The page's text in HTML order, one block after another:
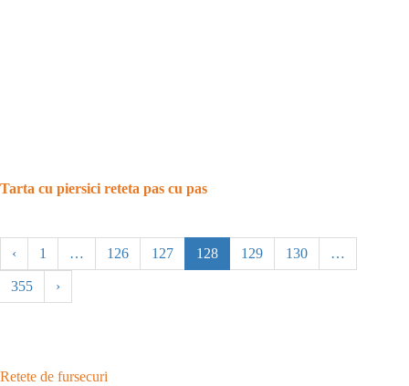
Tarta cu piersici reteta pas cu pas
‹ 1 … 126 127 128 129 130 …
355 ›
Retete de fursecuri